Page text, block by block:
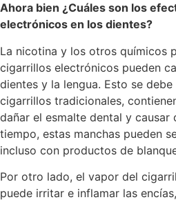
Ahora bien ¿Cuáles son los
electrónicos en los dientes?
La nicotina y los otros químicos
cigarrillos electrónicos pueden
dientes y la lengua. Esto se
cigarrillos tradicionales,
dañar el esmalte dental y causar
tiempo, estas manchas pueden
incluso con productos de
Por otro lado, el vapor del
puede irritar e inflamar las